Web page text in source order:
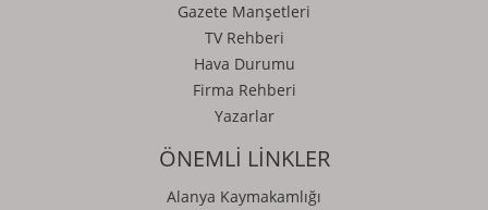
Gazete Manşetleri
TV Rehberi
Hava Durumu
Firma Rehberi
Yazarlar
ÖNEMLİ LİNKLER
Alanya Kaymakamlığı